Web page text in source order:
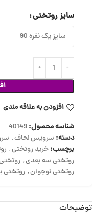
سایز روتختی
افزودن به علاقه مندی
شناسه محصول:40149
دسته: سرویس لحاف,
برچسب:خرید روتختی,
روتختی سه بعدی,
روتختی نوجوان, روتختی
توضیحات